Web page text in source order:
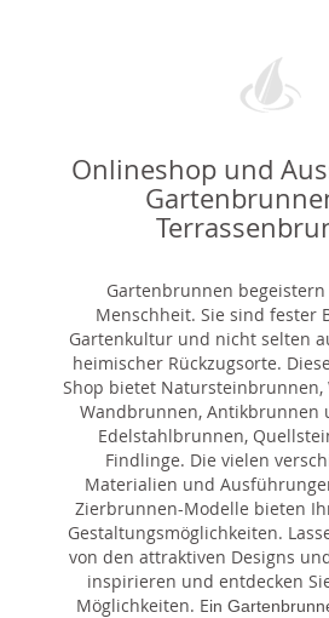
Onlineshop und
Gartenbrunnen
Menschheit. Sie sind fester
Gartenkultur und nicht selten
heimischer Rückzugsorte.
Shop bietet Natursteinbrunnen,
Wandbrunnen, Antikbrunnen
Edelstahlbrunnen,
Findlinge. Die vielen
Materialien und
Zierbrunnen-Modelle bieten
Gestaltungsmöglichkeiten.
von den attraktiven Designs
inspirieren und entdecken
Möglichkeiten. Ein